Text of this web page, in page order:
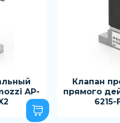
AP-
Клапан
прямого
6215-